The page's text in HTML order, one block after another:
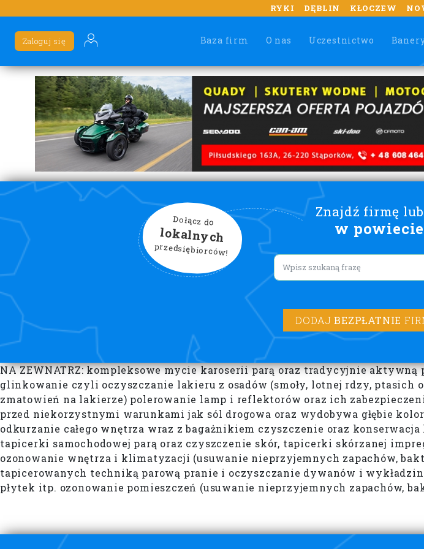
RYKI DĘBLIN KŁOCZEW
Baza firm O nas Uczestnictwo
Zaloguj się
Znajdź firmę
w
Dołącz do
lokalnych
przedsiębiorców!
Lorem ipsum
DODAJBEZPŁATNIE
NA ZEWNATRZ: kompleksowe mycie karoserii parą oraz tradycyjnie
glinkowanie czyli oczyszczanie lakieru z osadów (smoły, lotnej rdzy,
zmatowień na lakierze) polerowanie lamp i reflektorów oraz ich
przed niekorzystnymi warunkami jak sól drogowa oraz wydobywa głębie
odkurzanie całego wnętrza wraz z bagażnikiem czyszczenie oraz
tapicerki samochodowej parą oraz czyszczenie skór, tapicerki skórzanej
ozonowanie wnętrza i klimatyzacji (usuwanie nieprzyjemnych zapachów,
tapicerowanych techniką parową pranie i oczyszczanie dywanów i
płytek itp. ozonowanie pomieszczeń (usuwanie nieprzyjemnych zapachów,